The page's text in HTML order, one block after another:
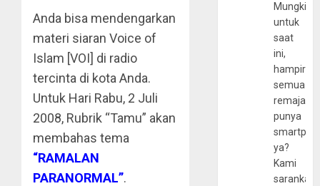
Anda bisa mendengarkan
materi siaran Voice of
Islam [VOI] di radio
tercinta di kota Anda.
Untuk Hari Rabu, 2 Juli
2008, Rubrik “Tamu” akan
membahas tema
“RAMALAN
PARANORMAL”.
Mungkin
untuk
saat
ini,
hampir
semua
remaja
punya
ya?
Kami
sarankan,